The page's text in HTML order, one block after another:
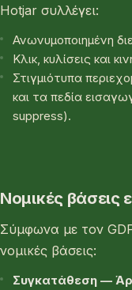
Hotjar συλλέγει:
Ανωνυμοποιημένη
Κλικ, κυλίσεις και
Στιγμιότυπα
και τα πεδία
suppress).
Νομικές βάσεις
Σύμφωνα με τον
νομικές βάσεις:
Συγκατάθεση —